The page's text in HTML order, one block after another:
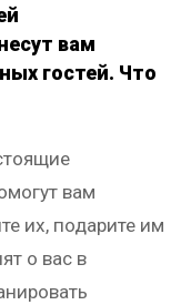
вам
гостей. Что
вам
их, подарите им
о вас в